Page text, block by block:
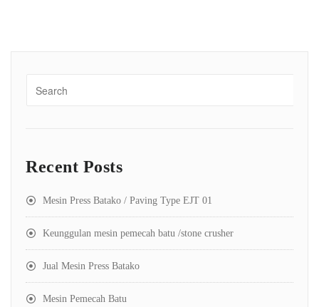
Recent Posts
Mesin Press Batako / Paving Type EJT 01
Keunggulan mesin pemecah batu /stone crusher
Jual Mesin Press Batako
Mesin Pemecah Batu